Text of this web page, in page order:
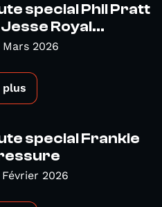
special Phil Pratt
Royal...
Mars 2026
plus
special Frankie
2026